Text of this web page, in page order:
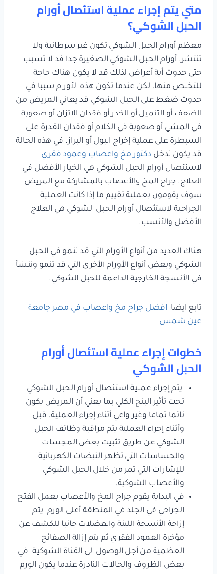
متي يتم إجراء عملية استئصال أورام
الحبل الشوكي؟
معظم أورام الحبل الشوكي تكون غير سرطانية ولا
تنتشر. أورام الحبل الشوكي الصغيرة جدا قد لا تسبب
حتى حدوث أية أعراض لذلك قد لا يكون هناك حاجة
للتخلص منها. لكن عندما تكون هذه الأورام سببا في
حدوث ضغط على الحبل الشوكي قد يعاني المريض من
الضعف أو التنميل أو الخدر أو فقدان الاتزان أو صعوبة
في المشي أو صعوبة في الكلام أو فقدان القدرة على
السيطرة على عملية إخراج البول أو البراز. في هذه الحالة
قد يكون تدخل دكتور مخ واعصاب وعمود فقري
لاستئصال أورام الحبل الشوكي هي الخيار الأفضل في
العلاج. جراح المخ والأعصاب بالمشاركة مع المريض
سوف يقومون بعملية تقييم ما إذا كانت العملية
الجراحية لاستئصال أورام الحبل الشوكي هي العلاج
الأفضل والأنسب.
هناك العديد من أنواع الأورام التي قد تنمو في الحبل
الشوكي وبعض أنواع الأورام الأخرى التي قد تنمو وتنشأ
في الأنسجة الخارجية الداعمة للحبل الشوكي.
تابع ايضا: افضل جراح مخ واعصاب في مصر جامعة
عين شمس
خطوات إجراء عملية استئصال أورام
الحبل الشوكي
يتم إجراء عملية استئصال أورام الحبل الشوكي
تحت تأثير البنج الكلي بما يعني أن المريض يكون
نائما تماما وغير واعي أثناء إجراء العملية. قبل
وأثناء إجراء العملية يتم مراقبة وظائف الحبل
الشوكي عن طريق تثبيت بعض المجسات
والحساسات التي تظهر النبضات الكهربائية
للإشارات التي تمر من خلال الحبل الشوكي
والأعصاب الشوكية.
في البداية يقوم جراح المخ والأعصاب بعمل الفتح
الجراحي في الجلد في المنطقة أعلى الورم. يتم
إزاحة الأنسجة اللينة والعضلات جانبا للكشف عن
مؤخرة العمود الفقري ثم يتم إزالة الصفائح
العظمية من أجل الوصول الى القناة الشوكية. في
بعض الظروف والحالات النادرة عندما يكون الورم